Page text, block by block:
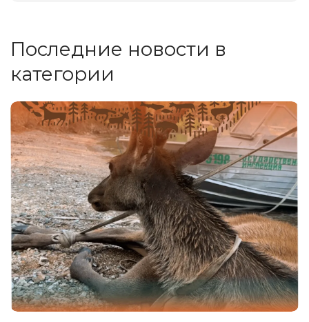
Последние новости в
категории